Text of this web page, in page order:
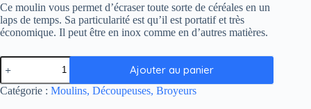
Ce moulin vous permet d’écraser toute sorte de céréales en un
laps de temps. Sa particularité est qu’il est portatif et très
économique. Il peut être en inox comme en d’autres matières.
Ajouter au panier
Catégorie : Moulins, Découpeuses, Broyeurs